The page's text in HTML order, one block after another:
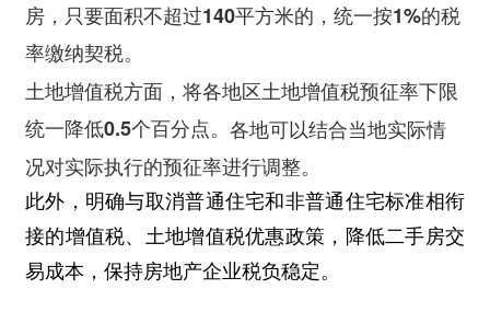
房，只要面积不超过140平方米的，统一按1%的税
率缴纳契税。
土地增值税方面，将各地区土地增值税预征率下限
统一降低0.5个百分点。 各地可以结合当地实际情
况对实际执行的预征率进行调整。
此外，明确与取消普通住宅和非普通住宅标准相衔
接的增值税、土地增值税优惠政策，降低二手房交
易成本，保持房地产企业税负稳定。